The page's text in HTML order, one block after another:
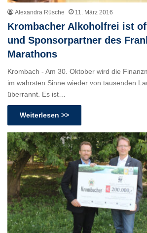
Alexandra Rüsche 11. März 2016
Krombacher Alkoholfrei ist
und Sponsorpartner des
Marathons
Krombach - Am 30. Oktober wird die
im wahrsten Sinne wieder von tausenden
überrannt. Es ist…
Weiterlesen >>